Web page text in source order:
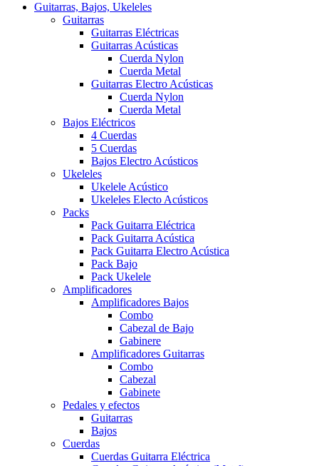
Guitarras, Bajos, Ukeleles
Guitarras
Guitarras Eléctricas
Guitarras Acústicas
Cuerda Nylon
Cuerda Metal
Guitarras Electro Acústicas
Cuerda Nylon
Cuerda Metal
Bajos Eléctricos
4 Cuerdas
5 Cuerdas
Bajos Electro Acústicos
Ukeleles
Ukelele Acústico
Ukeleles Electo Acústicos
Packs
Pack Guitarra Eléctrica
Pack Guitarra Acústica
Pack Guitarra Electro Acústica
Pack Bajo
Pack Ukelele
Amplificadores
Amplificadores Bajos
Combo
Cabezal de Bajo
Gabinere
Amplificadores Guitarras
Combo
Cabezal
Gabinete
Pedales y efectos
Guitarras
Bajos
Cuerdas
Cuerdas Guitarra Eléctrica